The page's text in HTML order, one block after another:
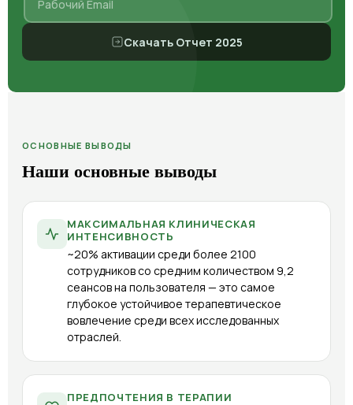
Скачать Отчет 2025
ОСНОВНЫЕ ВЫВОДЫ
Наши основные выводы
МАКСИМАЛЬНАЯ КЛИНИЧЕСКАЯ
ИНТЕНСИВНОСТЬ
~20% активации среди более 2100
сотрудников со средним количеством 9,2
сеансов на пользователя — это самое
глубокое устойчивое терапевтическое
вовлечение среди всех исследованных
отраслей.
ПРЕДПОЧТЕНИЯ В ТЕРАПИИ